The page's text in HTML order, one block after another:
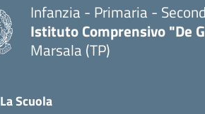
Infanzia - Primaria -
Istituto Comprensivo "De
Marsala (TP)
La Scuola